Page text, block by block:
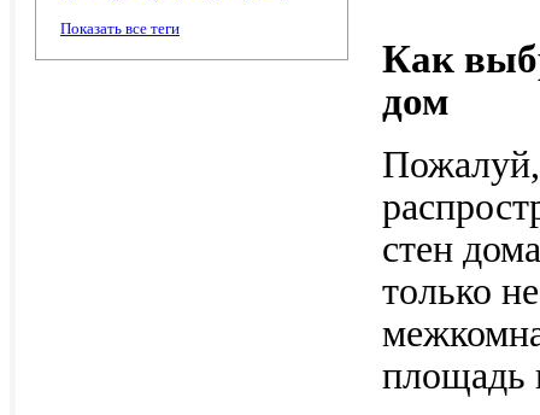
Показать все теги
Как
дом
Пожалуй,
стен
только
площадь